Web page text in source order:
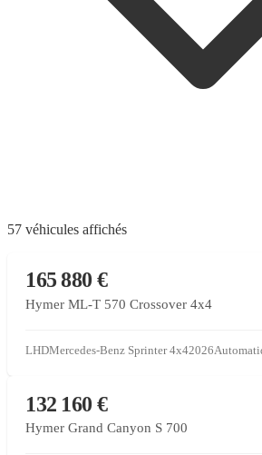
57 véhicules affichés
CONCESSIONNAIRE PARTENAIRE
165 880 €
Hymer ML-T 570 Crossover 4x4
LHDMercedes-Benz Sprinter 4x42026
CONCESSIONNAIRE PARTENAIRE
132 160 €
Hymer Grand Canyon S 700